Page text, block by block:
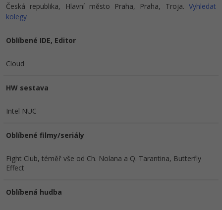
Česká republika, Hlavní město Praha, Praha, Troja. Vyhledat
kolegy
Oblíbené IDE, Editor
Cloud
HW sestava
Intel NUC
Oblíbené filmy/seriály
Fight Club, téměř vše od Ch. Nolana a Q. Tarantina, Butterfly
Effect
Oblíbená hudba